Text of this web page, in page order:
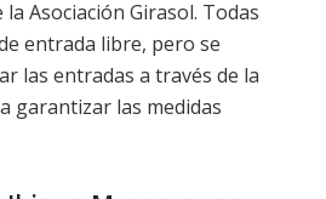
Asociación Girasol. Todas
entrada libre, pero se
las entradas a través de la
garantizar las medidas